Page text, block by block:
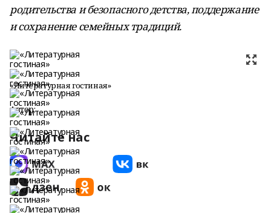
родительства и безопасного детства, поддержание
и сохранение семейных традиций.
«Литературная гостиная»
Автор:
Читайте нас